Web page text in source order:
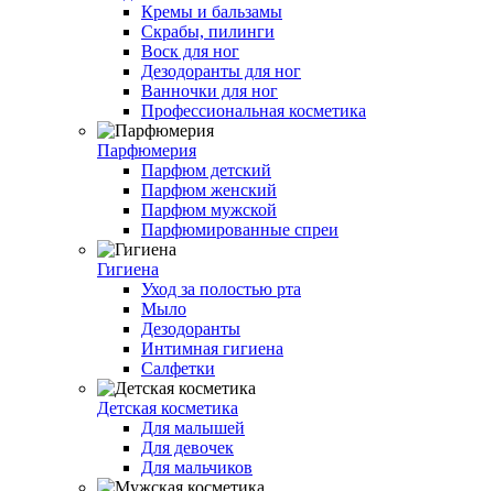
Кремы и бальзамы
Скрабы, пилинги
Воск для ног
Дезодоранты для ног
Ванночки для ног
Профессиональная косметика
Парфюмерия
Парфюм детский
Парфюм женский
Парфюм мужской
Парфюмированные спреи
Гигиена
Уход за полостью рта
Мыло
Дезодоранты
Интимная гигиена
Салфетки
Детская косметика
Для малышей
Для девочек
Для мальчиков